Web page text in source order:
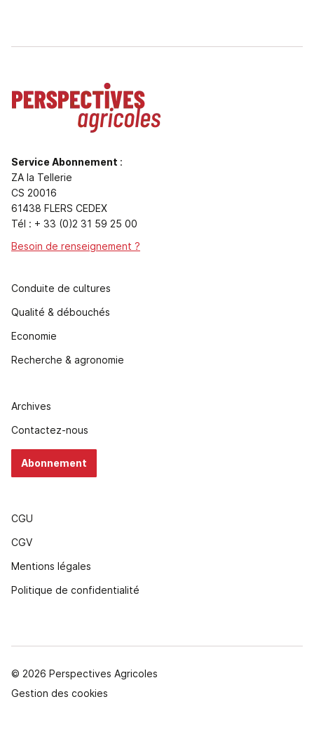
Service Abonnement :
ZA la Tellerie
CS 20016
61438 FLERS CEDEX
Tél : + 33 (0)2 31 59 25 00
Besoin de renseignement ?
Conduite de cultures
Qualité & débouchés
Economie
Recherche & agronomie
Archives
Contactez-nous
Abonnement
CGU
CGV
Mentions légales
Politique de confidentialité
© 2026 Perspectives Agricoles
Gestion des cookies